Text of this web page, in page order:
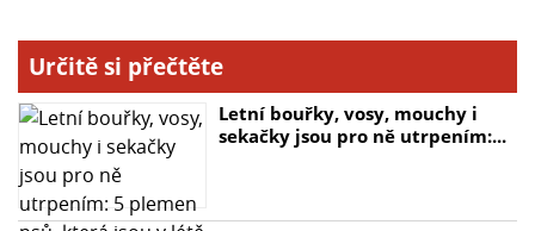
Určitě si přečtěte
Letní bouřky, vosy, mouchy i
sekačky jsou pro ně utrpením:...